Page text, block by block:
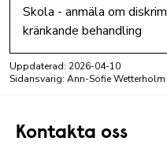
Skola - anmäla om
kränkande behandling
Uppdaterad: 2026-04-10
Sidansvarig: Ann-Sofie Wetterholm
Kontakta oss